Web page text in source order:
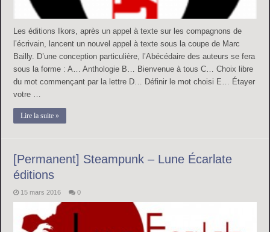
Les éditions Ikors, après un appel à texte sur les compagnons de
l’écrivain, lancent un nouvel appel à texte sous la coupe de Marc
Bailly. D’une conception particulière, l’Abécédaire des auteurs se fera
sous la forme : A… Anthologie B… Bienvenue à tous C… Choix libre
du mot commençant par la lettre D… Définir le mot choisi E… Étayer
votre …
Lire la suite »
[Permanent] Steampunk – Lune Écarlate
éditions
15 mars 2016 0